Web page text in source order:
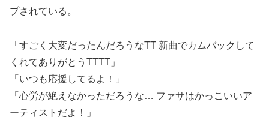
プされている。
「すごく大変だったんだろうなTT 新曲でカムバックして
くれてありがとうTTTT」
「いつも応援してるよ！」
「心労が絶えなかっただろうな… ファサはかっこいいア
ーティストだよ！」